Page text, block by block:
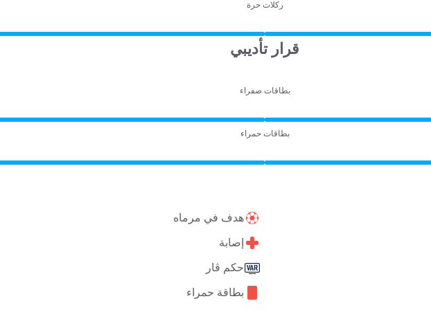
ركلات حرة
قرار تأديبي
بطاقات صفراء
بطاقات حمراء
هدف في مرماه
إصابة
حكم ڤار
بطاقة حمراء